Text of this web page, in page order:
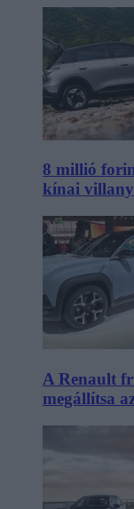
8 millió
kínai
A Renault
megállítsa